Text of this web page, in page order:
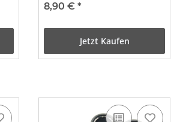
8,90 € *
Jetzt Kaufen